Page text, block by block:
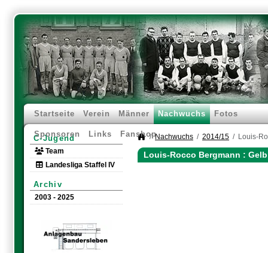
Startseite Verein Männer Nachwuchs Fotos
Sponsoren Links Fanshop
C-Jugend
Team
Landesliga Staffel IV
Archiv
2003 - 2025
Nachwuchs 2014/15 Louis-
Louis-Rocco Bergmann :